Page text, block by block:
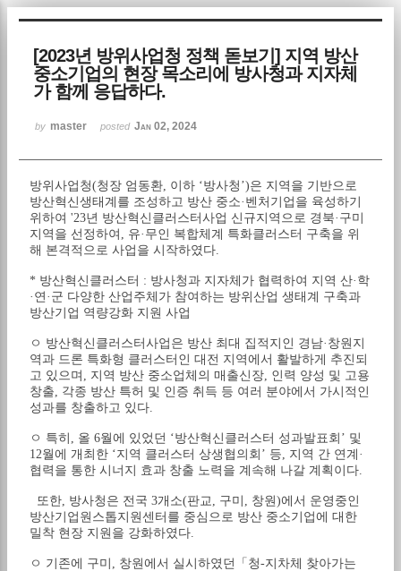
[2023년 방위사업청 정책 돋보기] 지역 방산
중소기업의 현장 목소리에 방사청과 지자체
가 함께 응답하다.
by master posted Jan 02, 2024
방위사업청(청장 엄동환, 이하 ‘방사청’)은 지역을 기반으로
방산혁신생태계를 조성하고 방산 중소·벤처기업을 육성하기
위하여 '23년 방산혁신클러스터사업 신규지역으로 경북·구미
지역을 선정하여, 유·무인 복합체계 특화클러스터 구축을 위
해 본격적으로 사업을 시작하였다.
* 방산혁신클러스터 : 방사청과 지자체가 협력하여 지역 산·학
·연·군 다양한 산업주체가 참여하는 방위산업 생태계 구축과
방산기업 역량강화 지원 사업
ㅇ 방산혁신클러스터사업은 방산 최대 집적지인 경남·창원지
역과 드론 특화형 클러스터인 대전 지역에서 활발하게 추진되
고 있으며, 지역 방산 중소업체의 매출신장, 인력 양성 및 고용
창출, 각종 방산 특허 및 인증 취득 등 여러 분야에서 가시적인
성과를 창출하고 있다.
ㅇ 특히, 올 6월에 있었던 ‘방산혁신클러스터 성과발표회’ 및
12월에 개최한 ‘지역 클러스터 상생협의회’ 등, 지역 간 연계·
협력을 통한 시너지 효과 창출 노력을 계속해 나갈 계획이다.
또한, 방사청은 전국 3개소(판교, 구미, 창원)에서 운영중인
방산기업원스톱지원센터를 중심으로 방산 중소기업에 대한
밀착 현장 지원을 강화하였다.
ㅇ 기존에 구미, 창원에서 실시하였던「청-지차체 찾아가는
Sketchbook5, 스케치북5
Sketchbook5, 스케치북5